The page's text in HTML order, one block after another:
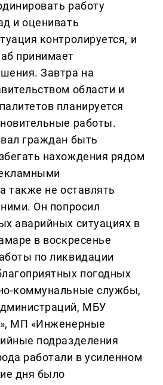
работу
и оценивать
контролируется, и
принимает
Завтра на
области и
планируется
работы.
граждан быть
нахождения рядом
также не оставлять
Он попросил
аварийных ситуациях в
в воскресенье
по ликвидации
погодных
коммунальные службы,
МБУ
МП «Инженерные
подразделения
работали в усиленном
дня было